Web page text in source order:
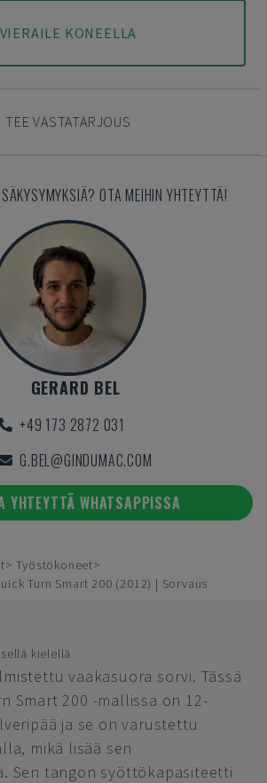
VIERAILE KONEELLA
TEE VASTATARJOUS
OTA MEIHIN YHTEYTTÄ!
GERARD BEL
+49 173 2872 031
G.BEL@GINDUMAC.COM
YHTEYTTÄ WHATSAPPISSA
Työstökoneet
Turn Smart 200 (2012) | Sorvaus
kielellä
vaakasuora sorvi. Tässä
Smart 200 -mallissa on 12-
ja se on varustettu
mikä lisää sen
Sen tangon syöttökapasiteetti